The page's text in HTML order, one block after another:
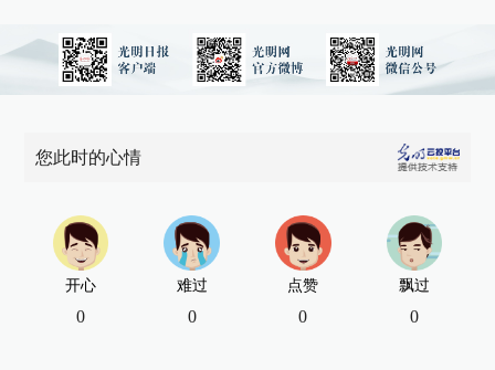
您此时的心情
开心
0
难过
0
点赞
0
飘过
0